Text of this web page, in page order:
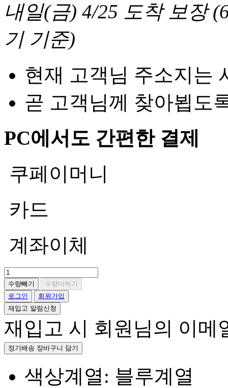
내일(금) 4/25 도착 보장(
기 기준)
현재 고객님 주소지는
곧 고객님께 찾아뵙도
PC에서도 간편한 결제
쿠페이머니
카드
계좌이체
수량빼기
수량더하기
로그인
회원가입
재입고 알림신청
재입고 시 회원님의 이메
정기배송 장바구니 담기
색상계열: 블루계열